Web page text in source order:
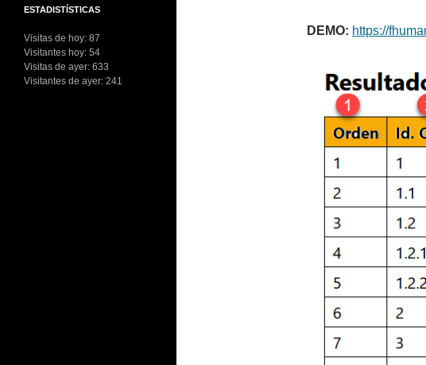
DEMO: https://
ESTADISTÍSTICAS
Visitas de hoy: 87
Visitantes hoy: 54
Visitas de ayer: 633
Visitantes de ayer: 241